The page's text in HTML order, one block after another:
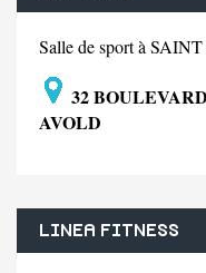
Salle de sport à
32
AVOLD
LINEA FITNESS